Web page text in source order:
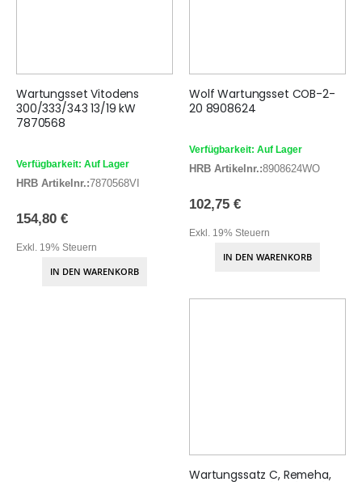
Wartungsset Vitodens
300/333/343 13/19 kW
7870568
Verfügbarkeit: Auf Lager
HRB Artikelnr.:7870568VI
154,80 €
Exkl. 19% Steuern
IN DEN WARENKORB
Wolf Wartungsset COB-2-
20 8908624
Verfügbarkeit: Auf Lager
HRB Artikelnr.:8908624WO
102,75 €
Exkl. 19% Steuern
IN DEN WARENKORB
Wartungssatz C, Remeha,